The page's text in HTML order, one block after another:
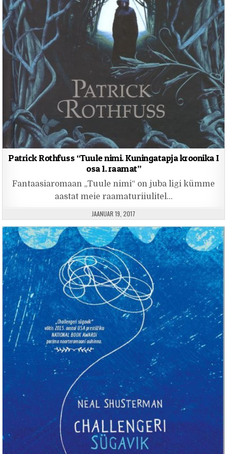
Patrick Rothfuss “Tuule nimi. Kuningatapja kroonika I
osa 1. raamat”
Fantaasiaromaan „Tuule nimi“ on juba ligi kümme
aastat meie raamaturiiulitel…
PUBLISHED DATE:
JAANUAR 19, 2017